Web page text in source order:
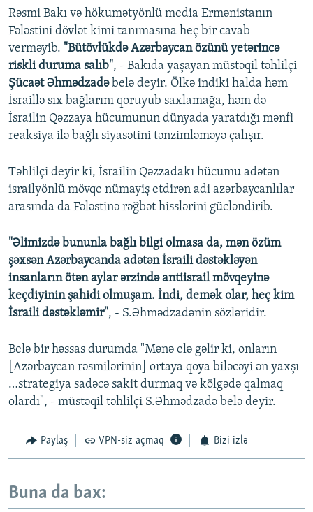
Rəsmi Bakı və hökumətyönlü media Ermənistanın
Fələstini dövlət kimi tanımasına heç bir cavab
verməyib. "Bütövlükdə Azərbaycan özünü yetərincə
riskli duruma salıb", - Bakıda yaşayan müstəqil təhlilçi
Şücaət Əhmədzadəbelə deyir. Ölkə indiki halda həm
İsraillə sıx bağlarını qoruyub saxlamağa, həm də
İsrailin Qəzzaya hücumunun dünyada yaratdığı mənfi
reaksiya ilə bağlı siyasətini tənzimləməyə çalışır.
Təhlilçi deyir ki, İsrailin Qəzzadakı hücumu adətən
israilyönlü mövqe nümayiş etdirən adi azərbaycanlılar
arasında da Fələstinə rəğbət hisslərini gücləndirib.
"Əlimizdə bununla bağlı bilgi olmasa da, mən özüm
şəxsən Azərbaycanda adətən İsraili dəstəkləyən
insanların ötən aylar ərzində antiisrail mövqeyinə
keçdiyinin şahidi olmuşam. İndi, demək olar, heç kim
İsraili dəstəkləmir", - S.Əhmədzadənin sözləridir.
Belə bir həssas durumda "Mənə elə gəlir ki, onların
[Azərbaycan rəsmilərinin] ortaya qoya biləcəyi ən yaxşı
…strategiya sadəcə sakit durmaq və kölgədə qalmaq
olardı", - müstəqil təhlilçi S.Əhmədzadə belə deyir.
Paylaş VPN-siz açmaq Bizi izlə
Buna da bax: